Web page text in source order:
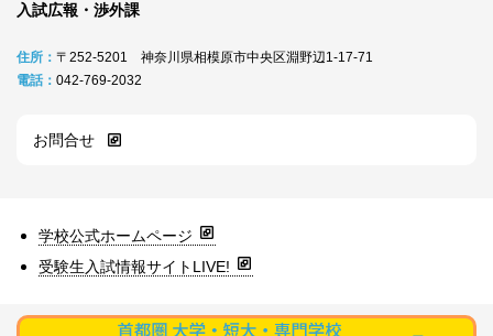
入試広報・渉外課
住所： 〒252‐5201 神奈川県相模原市中央区淵野辺1‐17‐71
電話： 042‐769‐2032
お問合せ
学校公式ホームページ
受験生入試情報サイトLIVE!